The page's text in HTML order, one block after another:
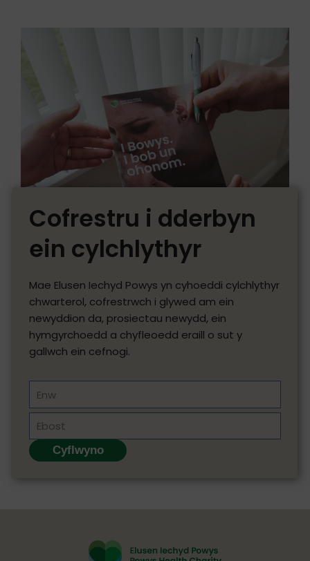
Cofrestru i dderbyn
ein cylchlythyr
Mae Elusen Iechyd Powys yn cyhoeddi cylchlythyr
chwarterol, cofrestrwch i glywed am ein
newyddion da, prosiectau newydd, ein
hymgyrchoedd a chyfleoedd eraill o sut y
gallwch ein cefnogi.
Enw
Ebost